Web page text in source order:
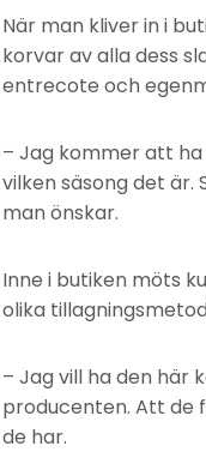
När man kliver in i
korvar av alla dess
entrecote och
– Jag kommer att
vilken säsong det
man önskar.
Inne i butiken möts
olika
– Jag vill ha den här
producenten. Att de
de har.